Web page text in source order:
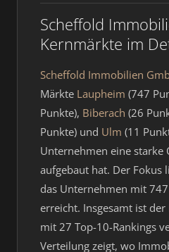
Scheffold
Kernmärkte im
Scheffold Immobilien
Märkte Laupheim (747
Punkte), Biberach (26
Punkte) und Ulm (11
Unternehmen eine starke
aufgebaut hat. Der Fokus
das Unternehmen mit
erreicht. Insgesamt ist
mit 27 Top-10-Rankings
Verteilung zeigt, wo